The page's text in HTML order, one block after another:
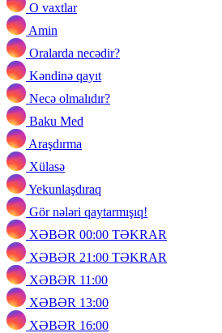
O vaxtlar
Amin
Oralarda necədir?
Kəndinə qayıt
Necə olmalıdır?
Baku Med
Araşdırma
Xülasə
Yekunlaşdıraq
Gör nələri qaytarmışıq!
XƏBƏR 00:00 TƏKRAR
XƏBƏR 21:00 TƏKRAR
XƏBƏR 11:00
XƏBƏR 13:00
XƏBƏR 16:00